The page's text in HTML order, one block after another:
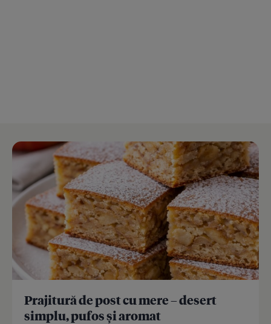
Prajitură de post cu mere – desert
simplu, pufos și aromat